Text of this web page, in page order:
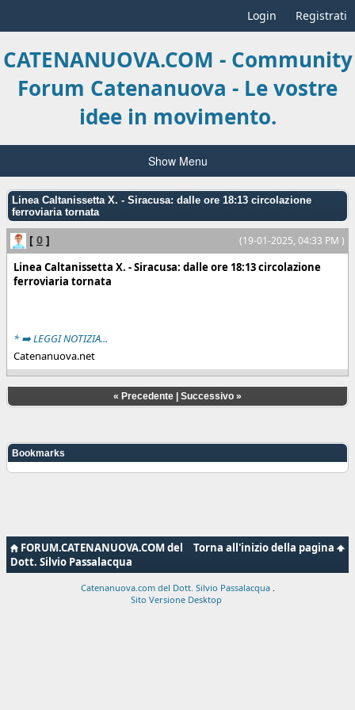
Login Registrati
CATENANUOVA.COM - Community
Forum Catenanuova - Le vostre
idee in movimento.
Show Menu
Linea Caltanissetta X. - Siracusa: dalle ore 18:13 circolazione
ferroviaria tornata
(19-01-2025, 04:33 PM )
[ 0 ]
Linea Caltanissetta X. - Siracusa: dalle ore 18:13 circolazione
ferroviaria tornata
* ➡️ LEGGI NOTIZIA...
Catenanuova.net
« Precedente Successivo »
Bookmarks
Torna all'inizio della pagina
FORUM.CATENANUOVA.COM del
Dott. Silvio Passalacqua
Catenanuova.com del Dott. Silvio Passalacqua
Sito Versione Desktop